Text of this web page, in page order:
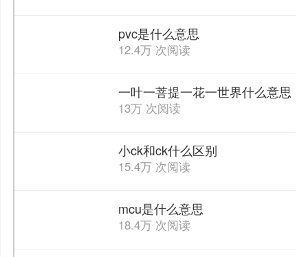
pvc是什么意思
12.4万 次阅读
一叶一菩提一花一世界什么意思
13万 次阅读
小ck和ck什么区别
15.4万 次阅读
mcu是什么意思
18.4万 次阅读